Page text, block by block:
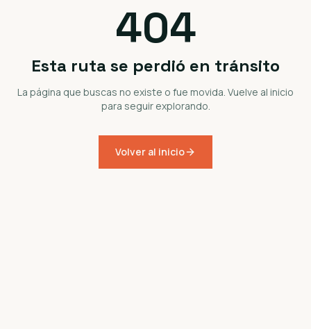
404
Esta ruta se perdió en tránsito
La página que buscas no existe o fue movida. Vuelve al inicio
para seguir explorando.
Volver al inicio